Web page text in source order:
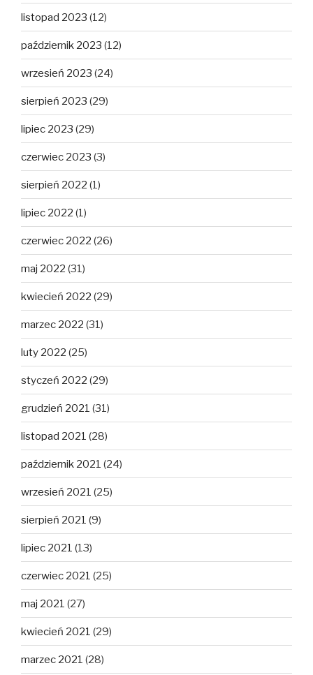
listopad 2023 (12)
październik 2023 (12)
wrzesień 2023 (24)
sierpień 2023 (29)
lipiec 2023 (29)
czerwiec 2023 (3)
sierpień 2022 (1)
lipiec 2022 (1)
czerwiec 2022 (26)
maj 2022 (31)
kwiecień 2022 (29)
marzec 2022 (31)
luty 2022 (25)
styczeń 2022 (29)
grudzień 2021 (31)
listopad 2021 (28)
październik 2021 (24)
wrzesień 2021 (25)
sierpień 2021 (9)
lipiec 2021 (13)
czerwiec 2021 (25)
maj 2021 (27)
kwiecień 2021 (29)
marzec 2021 (28)